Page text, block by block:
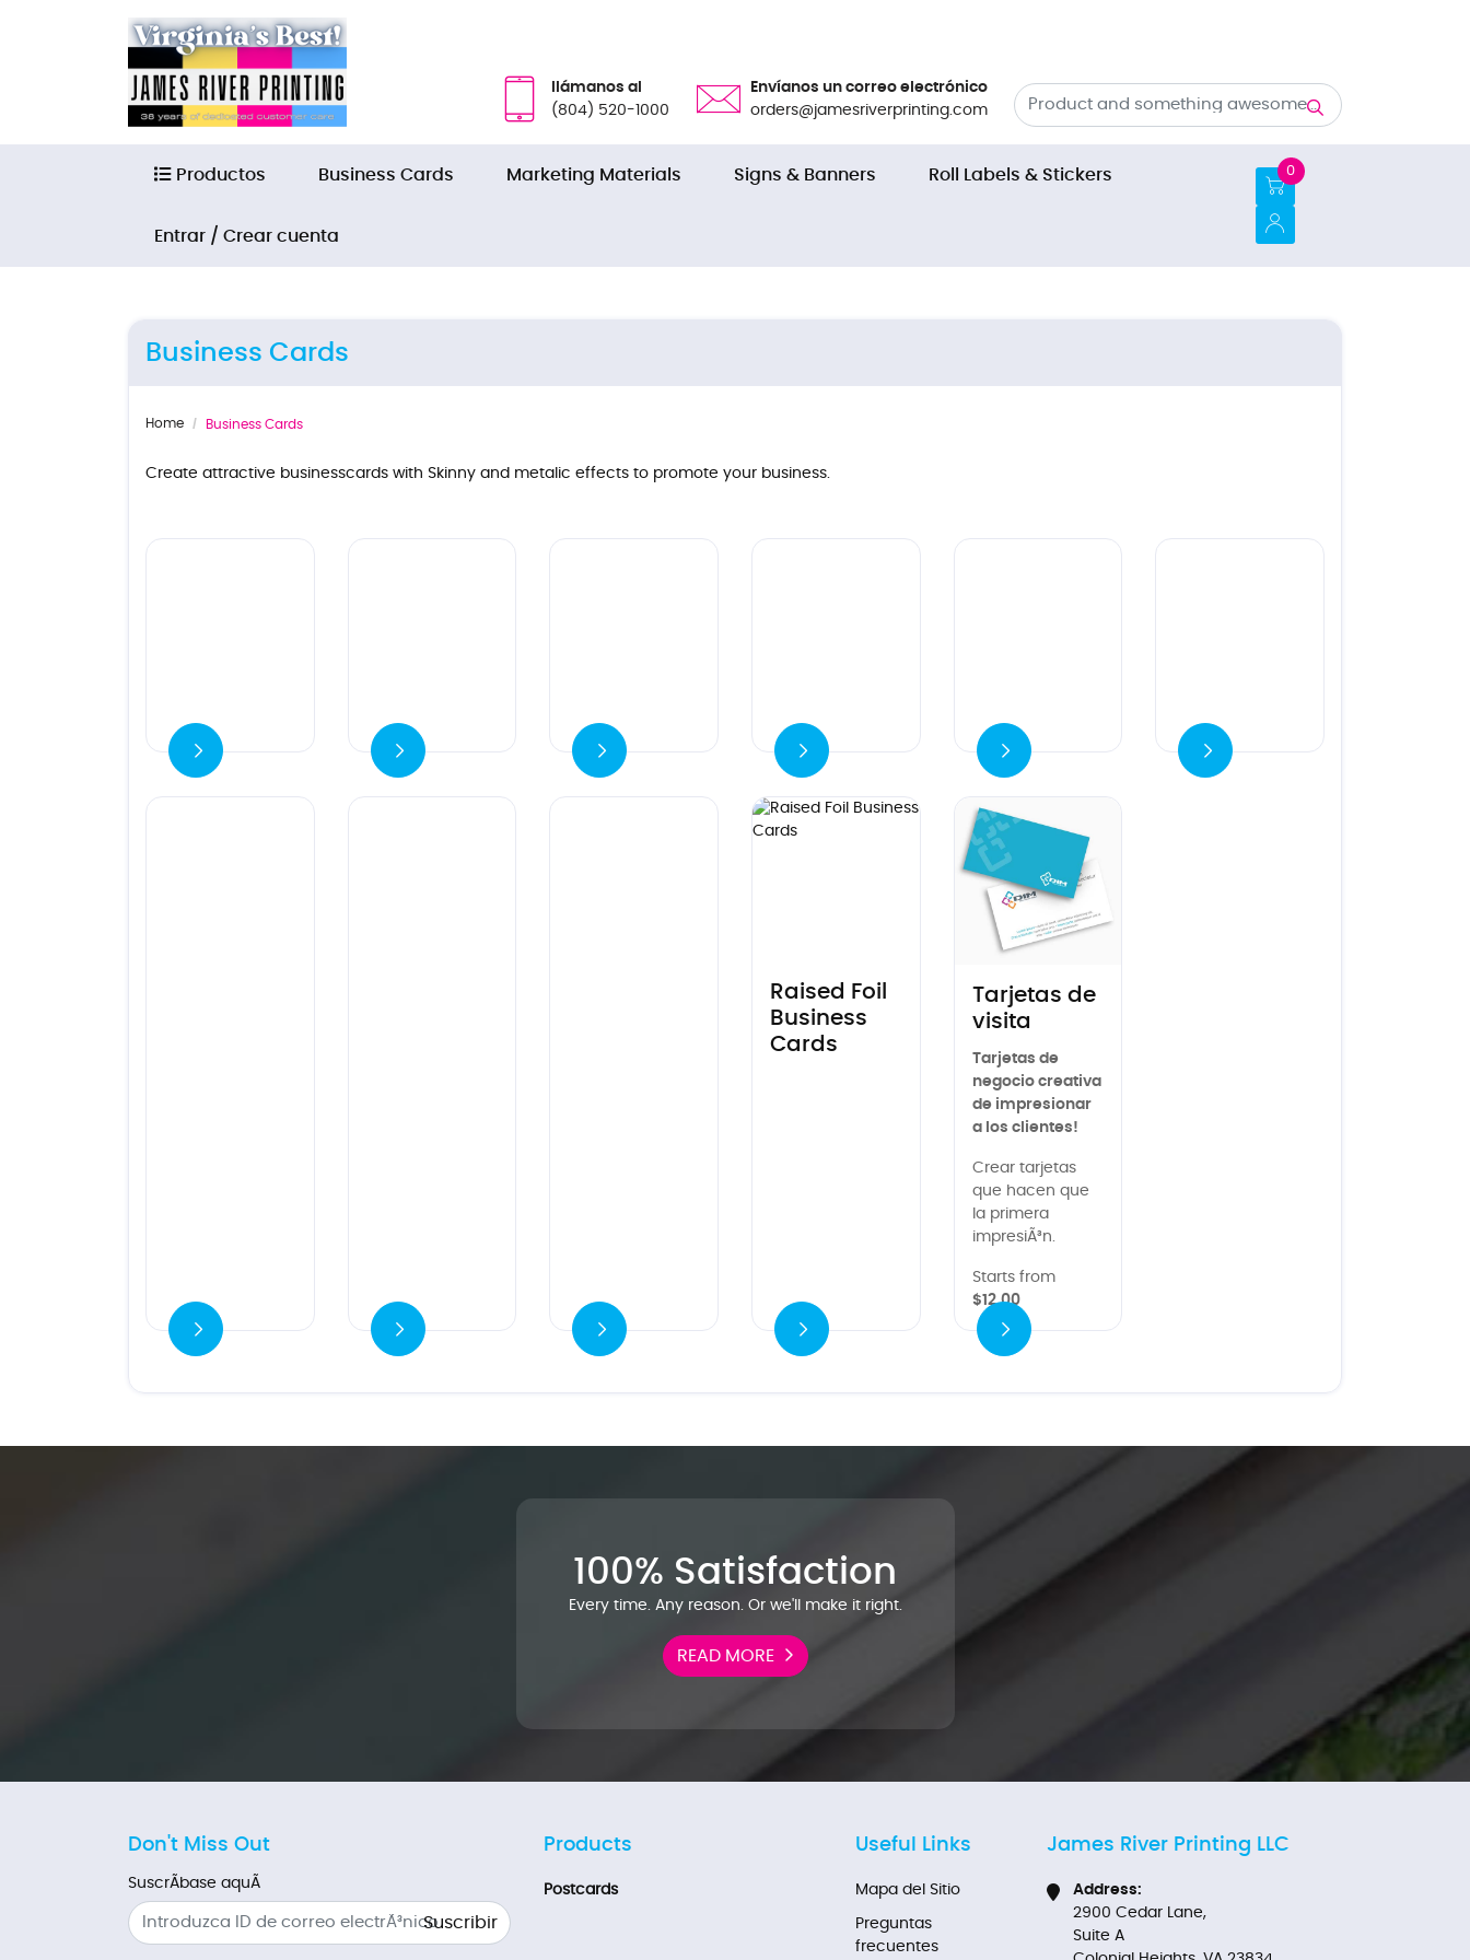
llámanos al
(804) 520-1000
Envíanos un correo electrónico
orders@jamesriverprinting.com
Productos
Productos Business Cards Marketing Materials Signs & Banners Roll Labels & Stickers
Entrar / Crear cuenta
0
Business Cards
Home Business Cards
Create attractive businesscards with Skinny and metalic effects to promote your business.
Ver detalles
Ver detalles
Ver detalles
Ver detalles
Ver detalles
Ver detalles
Ver detalles
Ver detalles
Ver detalles
Ver detalles
Ver detalles
Ver detalles
Ver detalles
Ver detalles
Ver detalles
Ver detalles
Raised Foil
Business
Cards
Ver detalles
Ver detalles Raised Foil Business Cards
Tarjetas de
visita
Tarjetas de
negocio creativa
de impresionar
a los clientes!
Crear tarjetas
que hacen que
la primera
impresiÃ³n.
Starts from
$12.00
Ver detalles
Ver detalles Tarjetas de visita
100% Satisfaction
Every time. Any reason. Or we'll make it right.
READ MORE
Don't Miss Out
SuscrÃ­base aquÃ­
Suscribir
Products
Postcards
Useful Links
Mapa del Sitio
Preguntas
frecuentes
James River Printing LLC
Address:
2900 Cedar Lane,
Suite A